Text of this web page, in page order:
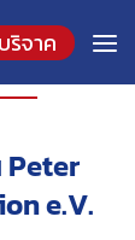
บริจาค
น
e.V.